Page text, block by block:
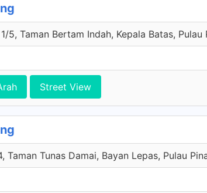
5, Taman Bertam Indah, Kepala Batas, Pulau
Street View
Taman Tunas Damai, Bayan Lepas, Pulau